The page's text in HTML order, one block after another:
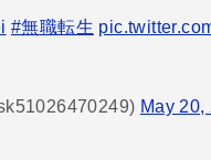
#無職転生
May 20,